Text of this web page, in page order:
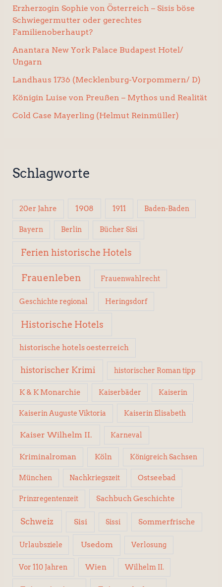
Erzherzogin Sophie von Österreich – Sisis böse
Schwiegermutter oder gerechtes
Familienoberhaupt?
Anantara New York Palace Budapest Hotel/
Ungarn
Landhaus 1736 (Mecklenburg-Vorpommern/ D)
Königin Luise von Preußen – Mythos und Realität
Cold Case Mayerling (Helmut Reinmüller)
Schlagworte
20er Jahre 1908 1911 Baden-Baden
Bayern Berlin Bücher Sisi
Ferien historische Hotels
Frauenleben Frauenwahlrecht
Geschichte regional Heringsdorf
Historische Hotels
historische hotels oesterreich
historischer Krimi historischer Roman tipp
K & K Monarchie Kaiserbäder Kaiserin
Kaiserin Auguste Viktoria Kaiserin Elisabeth
Kaiser Wilhelm II. Karneval
Kriminalroman Köln Königreich Sachsen
München Nachkriegszeit Ostseebad
Prinzregentenzeit Sachbuch Geschichte
Schweiz Sisi Sissi Sommerfrische
Urlaubsziele Usedom Verlosung
Vor 110 Jahren Wien Wilhelm II.